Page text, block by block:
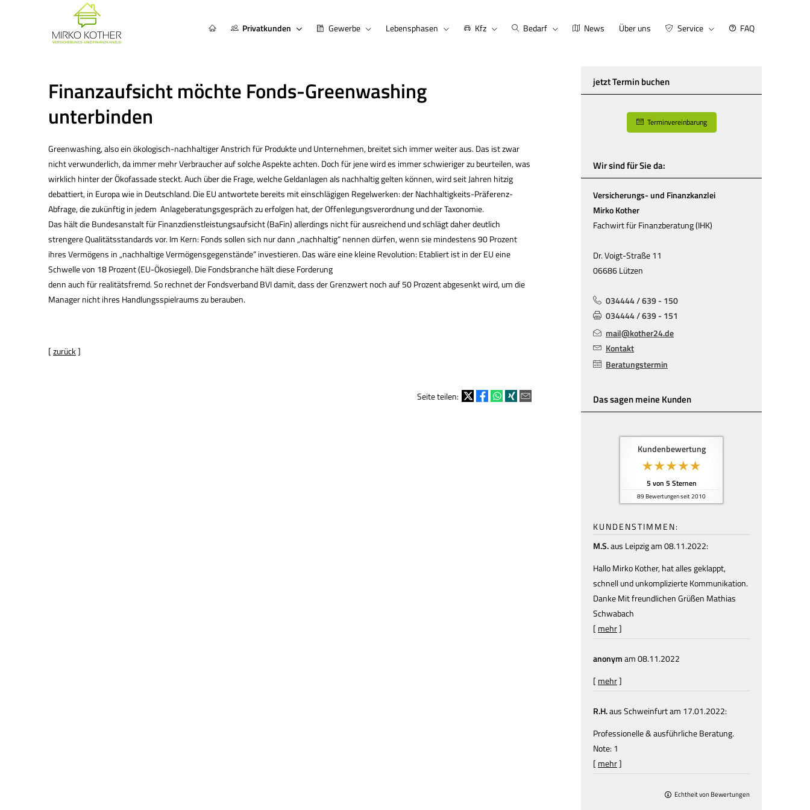
Privatkunden Gewerbe Lebensphasen Kfz Bedarf News Über uns Service FAQ
jetzt Termin buchen
Terminvereinbarung
Wir sind für Sie da:
Versicherungs- und Finanzkanzlei
Mirko Kother
Fachwirt für Finanzberatung (IHK)
Dr. Voigt-Straße 11
06686 Lützen
034444 / 639 - 150
034444 / 639 - 151
mail@kother24.de
Kontakt
Beratungstermin
Das sagen meine Kunden
Kundenbewertung
5 von 5 Sternen
89 Bewertungen seit 2010
KUNDENSTIMMEN:
M.S.aus Leipzigam 08.11.2022:
Hallo Mirko Kother, hat alles geklappt,
schnell und unkomplizierte Kommunikation.
Danke Mit freundlichen Grüßen Mathias
Schwabach
[ mehr]
anonymam 08.11.2022
[ mehr]
R.H.aus Schweinfurtam 17.01.2022:
Professionelle & ausführliche Beratung.
Note: 1
[ mehr]
Echtheit von Bewertungen
Finanzaufsicht möchte Fonds-Greenwashing
unterbinden
Greenwashing, also ein ökologisch-nachhaltiger Anstrich für Produkte und Unternehmen, breitet sich immer weiter aus. Das ist zwar
nicht verwunderlich, da immer mehr Verbraucher auf solche Aspekte achten. Doch für jene wird es immer schwieriger zu beurteilen, was
wirklich hinter der Ökofassade steckt. Auch über die Frage, welche Geldanlagen als nachhaltig gelten können, wird seit Jahren hitzig
debattiert, in Europa wie in Deutschland. Die EU antwortete bereits mit einschlägigen Regelwerken: der Nachhaltigkeits-Präferenz-
Abfrage, die zukünftig in jedem Anlageberatungsgespräch zu erfolgen hat, der Offenlegungsverordnung und der Taxonomie.
Das hält die Bundesanstalt für Finanzdienstleistungsaufsicht (BaFin) allerdings nicht für ausreichend und schlägt daher deutlich
strengere Qualitätsstandards vor. Im Kern: Fonds sollen sich nur dann „nachhaltig“ nennen dürfen, wenn sie mindestens 90 Prozent
ihres Vermögens in „nachhaltige Vermögensgegenstände“ investieren. Das wäre eine kleine Revolution: Etabliert ist in der EU eine
Schwelle von 18 Prozent (EU-Ökosiegel). Die Fondsbranche hält diese Forderung
denn auch für realitätsfremd. So rechnet der Fondsverband BVI damit, dass der Grenzwert noch auf 50 Prozent abgesenkt wird, um die
Manager nicht ihres Handlungsspielraums zu berauben.
[zurück]
Seite teilen: